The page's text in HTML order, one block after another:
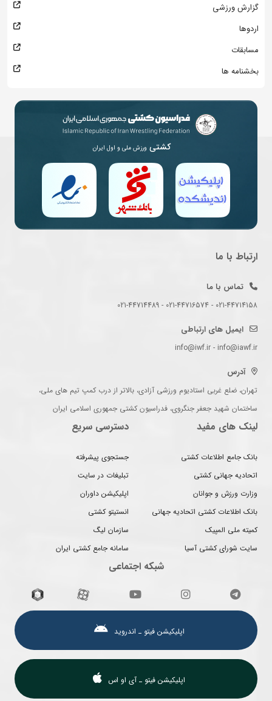
گزارش ورزشی
اردوها
مسابقات
بخشنامه ها
کشتی ورزش ملی و اول ایران
ارتباط با ما
تماس با ما
021-44714158 - 021-44716574 - 021-44714489
ایمیل های ارتباطی
info@iwf.ir - info@iawf.ir
آدرس
تهران، ضلع غربی استادیوم ورزشی آزادی، بالاتر از درب کمپ تیم های ملی،
ساختمان شهید جعفر جنگروی، فدراسیون کشتی جمهوری اسلامی ایران
لینک های مفید
بانک جامع اطلاعات کشتی
اتحادیه جهانی کشتی
وزارت ورزش و جوانان
بانک اطلاعات کشتی اتحادیه جهانی
کمیته ملی المپیک
سایت شورای کشتی آسیا
دسترسی سریع
جستجوی پیشرفته
تبلیغات در سایت
اپلیکیشن داوران
انستیتو کشتی
سازمان لیگ
سامانه جامع کشتی ایران
شبکه اجتماعی
اپلیکیشن فیتو ـ اندروید
اپلیکیشن فیتو ـ آی او اس